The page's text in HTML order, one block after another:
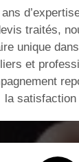
traités,
unique
et
la satisfaction